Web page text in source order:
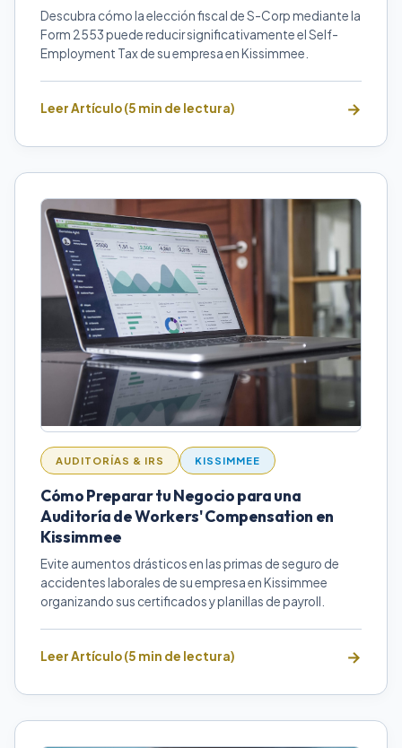
Descubra cómo la elección fiscal de S-Corp mediante la
Form 2553 puede reducir significativamente el Self-
Employment Tax de su empresa en Kissimmee.
Leer Artículo (5 min de lectura)
AUDITORÍAS & IRS KISSIMMEE
Cómo Preparar tu Negocio para una
Auditoría de Workers' Compensation en
Kissimmee
Evite aumentos drásticos en las primas de seguro de
accidentes laborales de su empresa en Kissimmee
organizando sus certificados y planillas de payroll.
Leer Artículo (5 min de lectura)